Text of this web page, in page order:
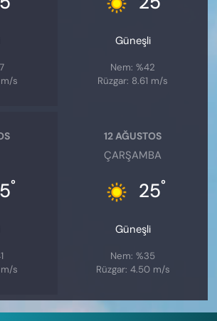
m/s
Güneşli
Nem: %42
Rüzgar: 8.61 m/s
°
m/s
12 AĞUSTOS
ÇARŞAMBA
25°
Güneşli
Nem: %35
Rüzgar: 4.50 m/s